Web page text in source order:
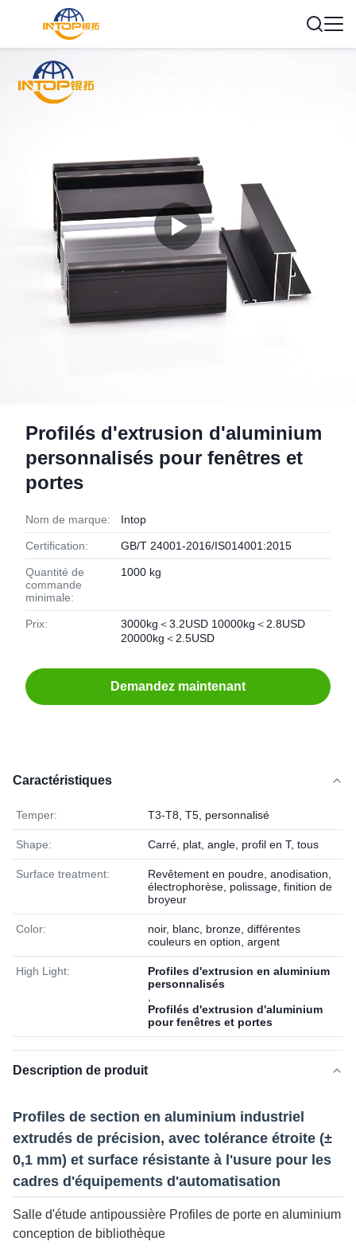
Profilés d'extrusion d'aluminium
personnalisés pour fenêtres et
portes
Nom de marque: Intop
Certification: GB/T 24001-2016/IS014001:2015
Quantité de
commande
minimale:
1000 kg
Prix:
3000kg＜3.2USD 10000kg＜2.8USD
20000kg＜2.5USD
Demandez maintenant
Caractéristiques
Temper: T3-T8, T5, personnalisé
Shape: Carré, plat, angle, profil en T, tous
Surface treatment:
Revêtement en poudre, anodisation,
électrophorèse, polissage, finition de
broyeur
Color:
noir, blanc, bronze, différentes
couleurs en option, argent
High Light:
Profiles d'extrusion en aluminium
personnalisés
Profilés d'extrusion d'aluminium
pour fenêtres et portes
Description de produit
Profiles de section en aluminium industriel
extrudés de précision, avec tolérance étroite (±
0,1 mm) et surface résistante à l'usure pour les
cadres d'équipements d'automatisation
Salle d'étude antipoussière Profiles de porte en aluminium
conception de bibliothèque